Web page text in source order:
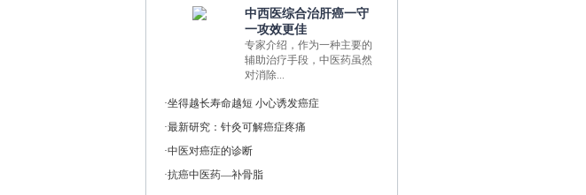
中西医综合治肝癌一守
一攻效更佳
专家介绍，作为一种主要的
辅助治疗手段，中医药虽然
对消除...
坐得越长寿命越短 小心诱发癌症
最新研究：针灸可解癌症疼痛
中医对癌症的诊断
抗癌中医药—补骨脂